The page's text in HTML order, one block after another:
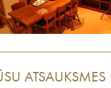
ATSAUKSMES